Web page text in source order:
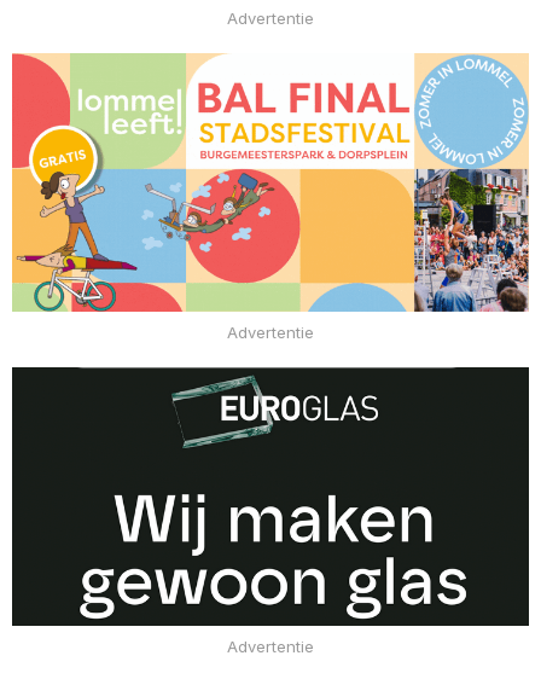
Advertentie
Advertentie
Advertentie